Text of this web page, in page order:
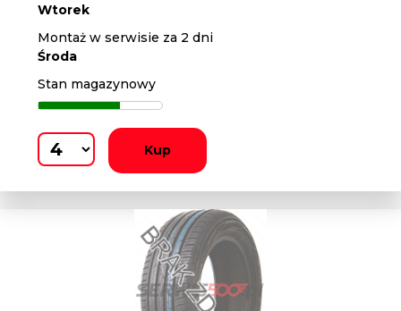
Wtorek
Montaż w serwisie za 2 dni
Środa
Stan magazynowy
Kup